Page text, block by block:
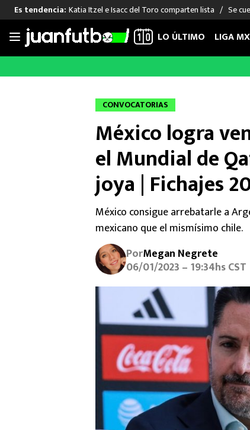
Saltar
Es tendencia: Katia Itzel e Isacc del Toro comparten lista Se
LIGA MX
Chivas de Guadalajara
Liga MX Femenil
FUT INTERNACIONAL
Las Noticias
Selección Mexicana
Champions League
Europa League
Real Madrid
Barcelona
LO ÚLTIMO LIGA MX
CONVOCATORIAS
México logra
el Mundial de
joya | Fichajes
México consigue arrebatarle a
mexicano que el mismísimo chile.
PorMegan Negrete
06/01/2023 – 19:34hs CST